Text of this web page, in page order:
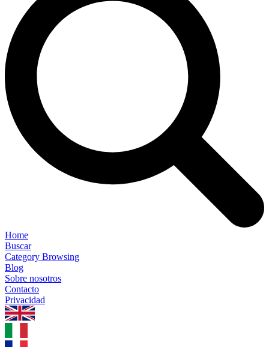
Home
Buscar
Category Browsing
Blog
Sobre nosotros
Contacto
Privacidad